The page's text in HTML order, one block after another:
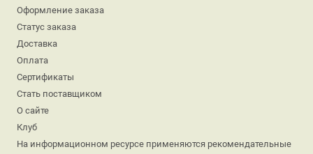
Оформление заказа
Статус заказа
Доставка
Оплата
Сертификаты
Стать поставщиком
О сайте
Клуб
На информационном ресурсе применяются рекомендательные